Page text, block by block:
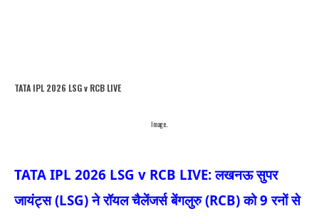
TATA IPL 2026 LSG v RCB LIVE
Image..
TATA IPL 2026 LSG v RCB LIVE: लखनऊ सुपर
जायंट्स (LSG) ने रॉयल चैलेंजर्स बेंगलुरु (RCB) को 9 रनों से